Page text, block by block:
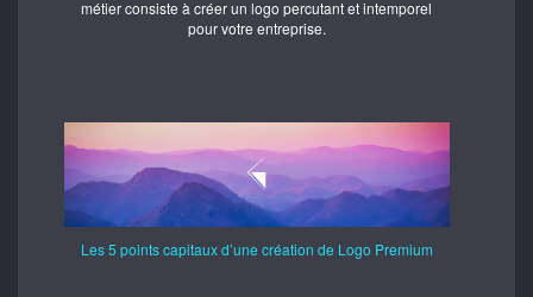
métier consiste à créer un logo percutant et intemporel
pour votre entreprise.
Les 5 points capitaux d’une création de Logo Premium